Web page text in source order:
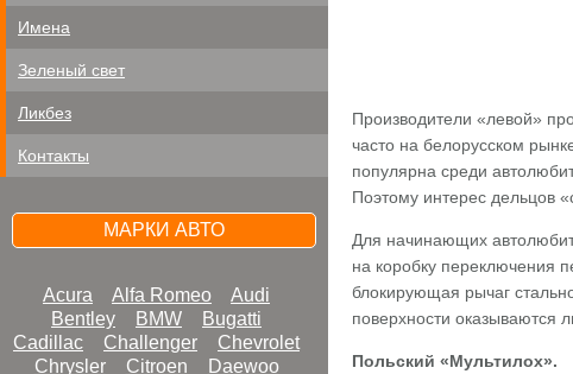
Имена
Зеленый свет
Ликбез
Контакты
МАРКИ АВТО
Acura Alfa Romeo
Audi
Bentley
BMW
Bugatti
Cadillac
Challenger
Chevrolet
Chrysler
Citroen
Daewoo
Производители «левой»
часто на белорусском
популярна среди
Поэтому интерес дельцов
Для начинающих
на коробку переключения
блокирующая рычаг
поверхности оказываются
Польский «Мультилох».